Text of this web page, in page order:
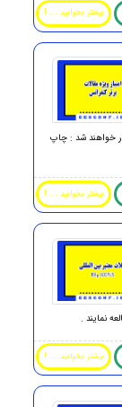
بیشتر بخوانید ... !
برخوردار خواهند شد : چاپ
بیشتر بخوانید ... !
بیشتر بخوانید ... !